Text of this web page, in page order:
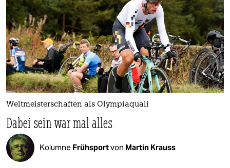
Weltmeisterschaften als Olympiaquali
Dabei sein war mal alles
Kolumne Frühsportvon Martin Krauss